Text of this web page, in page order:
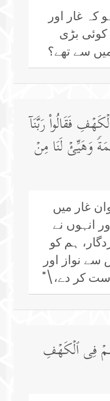
کہ غار اور
کوئی بڑی
سے تھے؟
فَقَالُوا۟ رَبَّنَاۤ
وَهَیِّئۡ لَنَا مِنۡ
غار میں
انہوں نے
ہم کو
نواز اور
کر دے،\"
فِی ٱلۡكَهۡفِ